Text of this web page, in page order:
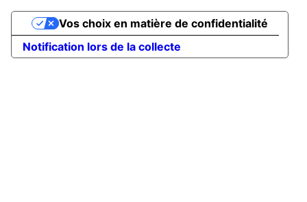
Notification lors de la collecte
Vos choix en matière de confidentialité